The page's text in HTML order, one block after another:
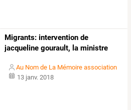
Migrants: intervention de
jacqueline gourault, la ministre
Au Nom de La Mémoire association
13 janv. 2018